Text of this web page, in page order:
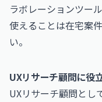
ラボレーションツー
使えることは在宅案
い。
UXリサーチ顧問に役
UXリサーチ顧問とし